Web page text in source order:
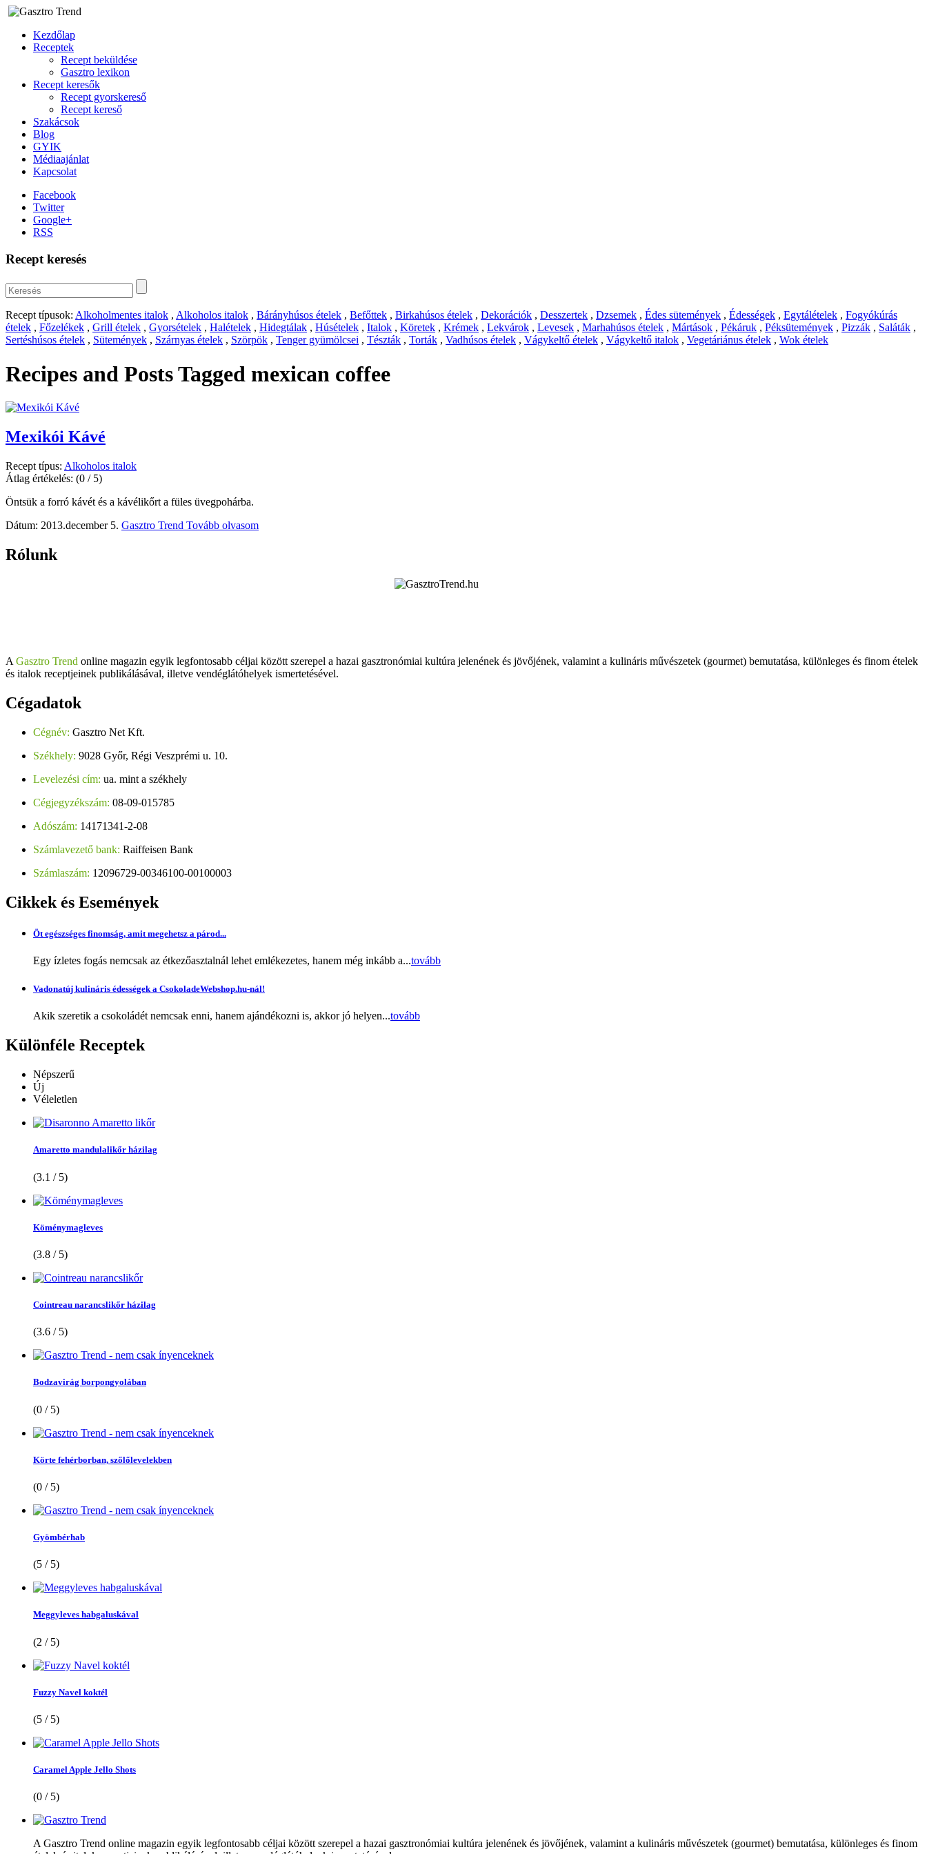
Kezdőlap
Receptek
Recept beküldése
Gasztro lexikon
Recept keresők
Recept gyorskereső
Recept kereső
Szakácsok
Blog
GYIK
Médiaajánlat
Kapcsolat
Facebook
Twitter
Google+
RSS
Recept keresés
Recept típusok: Alkoholmentes italok , Alkoholos italok , Bárányhúsos ételek , Befőttek , Birkahúsos ételek , Dekorációk , Desszertek , Dzsemek , Édes sütemények , Édességek , Egytálételek , Fogyókúrás
ételek , Főzelékek , Grill ételek , Gyorsételek , Halételek , Hidegtálak , Húsételek , Italok , Köretek , Krémek , Lekvárok , Levesek , Marhahúsos ételek , Mártások , Pékáruk , Péksütemények , Pizzák , Saláták ,
Sertéshúsos ételek , Sütemények , Szárnyas ételek , Szörpök , Tenger gyümölcsei , Tészták , Torták , Vadhúsos ételek , Vágykeltő ételek , Vágykeltő italok , Vegetáriánus ételek , Wok ételek
Recipes and Posts Tagged mexican coffee
Mexikói Kávé
Recept típus: Alkoholos italok
Átlag értékelés: (0 / 5)
Öntsük a forró kávét és a kávélikőrt a füles üvegpohárba.
Dátum: 2013.december 5. Gasztro Trend Tovább olvasom
Rólunk
A Gasztro Trend online magazin egyik legfontosabb céljai között szerepel a hazai gasztronómiai kultúra jelenének és jövőjének, valamint a kulináris művészetek (gourmet) bemutatása, különleges és finom ételek
és italok receptjeinek publikálásával, illetve vendéglátóhelyek ismertetésével.
Cégadatok
Cégnév: Gasztro Net Kft.
Székhely: 9028 Győr, Régi Veszprémi u. 10.
Levelezési cím: ua. mint a székhely
Cégjegyzékszám: 08-09-015785
Adószám: 14171341-2-08
Számlavezető bank: Raiffeisen Bank
Számlaszám: 12096729-00346100-00100003
Cikkek és Események
Öt egészséges finomság, amit megehetsz a párod...
Egy ízletes fogás nemcsak az étkezőasztalnál lehet emlékezetes, hanem még inkább a...tovább
Vadonatúj kulináris édességek a CsokoladeWebshop.hu-nál!
Akik szeretik a csokoládét nemcsak enni, hanem ajándékozni is, akkor jó helyen...tovább
Különféle Receptek
Népszerű
Új
Véleletlen
Amaretto mandulalikőr házilag
(3.1 / 5)
Köménymagleves
(3.8 / 5)
Cointreau narancslikőr házilag
(3.6 / 5)
Bodzavirág borpongyolában
(0 / 5)
Körte fehérborban, szőlőlevelekben
(0 / 5)
Gyömbérhab
(5 / 5)
Meggyleves habgaluskával
(2 / 5)
Fuzzy Navel koktél
(5 / 5)
Caramel Apple Jello Shots
(0 / 5)
A Gasztro Trend online magazin egyik legfontosabb céljai között szerepel a hazai gasztronómiai kultúra jelenének és jövőjének, valamint a kulináris művészetek (gourmet) bemutatása, különleges és finom